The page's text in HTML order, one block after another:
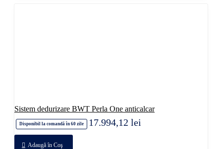
Sistem dedurizare BWT Perla One anticalcar
Disponibil la comandă în 60 zile 17.994,12 lei
Adaugă în Coş